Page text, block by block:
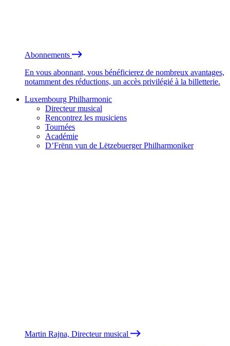
Abonnements
En vous abonnant, vous bénéficierez de nombreux avantages,
notamment des réductions, un accès privilégié à la billetterie.
Luxembourg Philharmonic
Directeur musical
Rencontrez les musiciens
Tournées
Académie
D’Frënn vun de Lëtzebuerger Philharmoniker
Martin Rajna, Directeur musical